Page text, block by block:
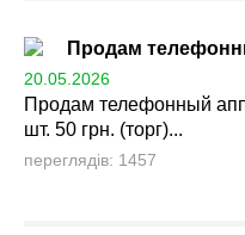
Продам
20.05.2026
Продам телефонный
шт. 50 грн. (торг)...
переглядів: 1457